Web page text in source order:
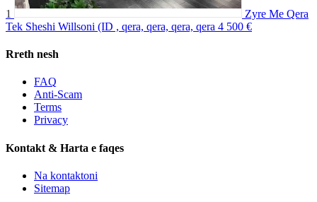
1
Zyre Me Qera
Tek Sheshi Willsoni (ID , qera, qera, qera, qera 4 500 €
Rreth nesh
FAQ
Anti-Scam
Terms
Privacy
Kontakt & Harta e faqes
Na kontaktoni
Sitemap